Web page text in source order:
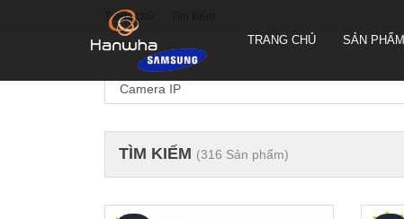
TRANG CHỦ SẢN PHẨM
CAMERA QUAY QUYÉT PTZ
TRUEN HÀN QUỐC
CAMERA THÂN TRUEN HÀN
Trang chủ
TÌM KIẾM (316 Sản phẩm)